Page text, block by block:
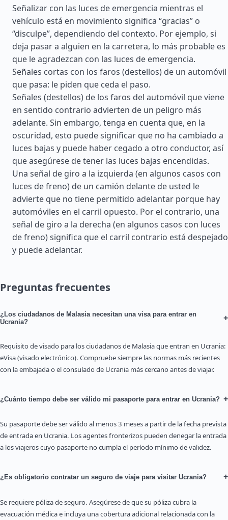
Señalizar con las luces de emergencia mientras el
vehículo está en movimiento significa “gracias” o
“disculpe”, dependiendo del contexto. Por ejemplo, si
deja pasar a alguien en la carretera, lo más probable es
que le agradezcan con las luces de emergencia.
Señales cortas con los faros (destellos) de un automóvil
que pasa: le piden que ceda el paso.
Señales (destellos) de los faros del automóvil que viene
en sentido contrario advierten de un peligro más
adelante. Sin embargo, tenga en cuenta que, en la
oscuridad, esto puede significar que no ha cambiado a
luces bajas y puede haber cegado a otro conductor, así
que asegúrese de tener las luces bajas encendidas.
Una señal de giro a la izquierda (en algunos casos con
luces de freno) de un camión delante de usted le
advierte que no tiene permitido adelantar porque hay
automóviles en el carril opuesto. Por el contrario, una
señal de giro a la derecha (en algunos casos con luces
de freno) significa que el carril contrario está despejado
y puede adelantar.
Preguntas frecuentes
¿Los ciudadanos de Malasia necesitan una visa para entrar en
Ucrania?
+
Requisito de visado para los ciudadanos de Malasia que entran en Ucrania:
eVisa (visado electrónico). Compruebe siempre las normas más recientes
con la embajada o el consulado de Ucrania más cercano antes de viajar.
¿Cuánto tiempo debe ser válido mi pasaporte para entrar en Ucrania? +
Su pasaporte debe ser válido al menos 3 meses a partir de la fecha prevista
de entrada en Ucrania. Los agentes fronterizos pueden denegar la entrada
a los viajeros cuyo pasaporte no cumpla el período mínimo de validez.
¿Es obligatorio contratar un seguro de viaje para visitar Ucrania? +
Se requiere póliza de seguro. Asegúrese de que su póliza cubra la
evacuación médica e incluya una cobertura adicional relacionada con la